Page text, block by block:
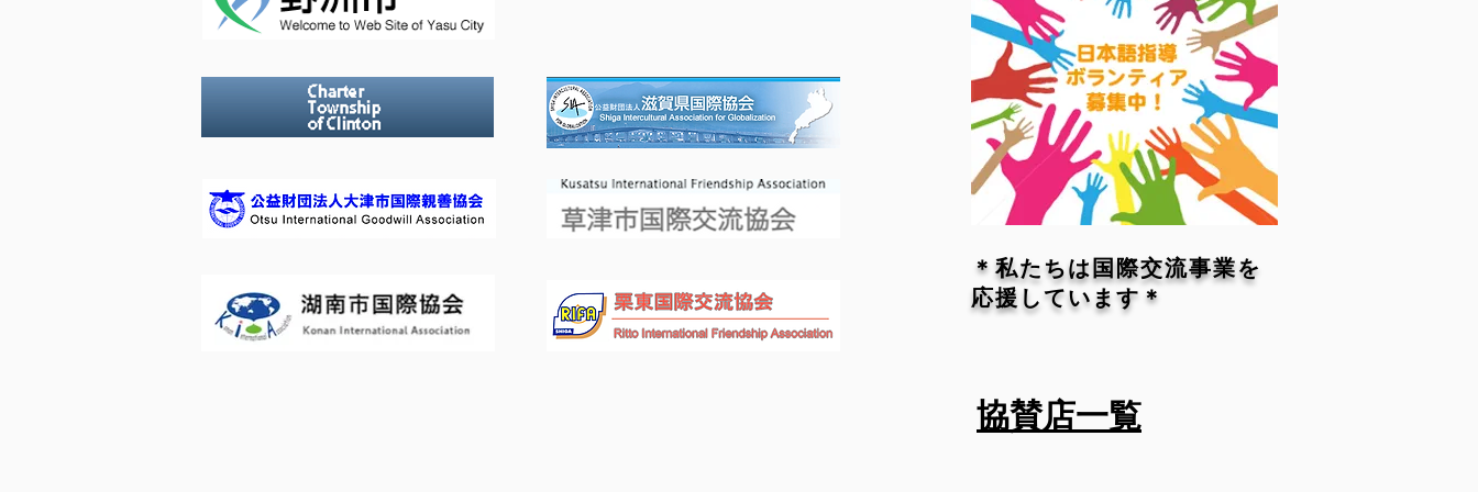
＊私たちは国際交流事業を
応援しています＊
協賛店一覧